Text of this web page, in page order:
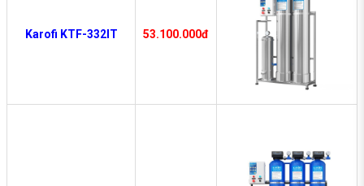
Karofi KTF-332IT 53.100.000đ